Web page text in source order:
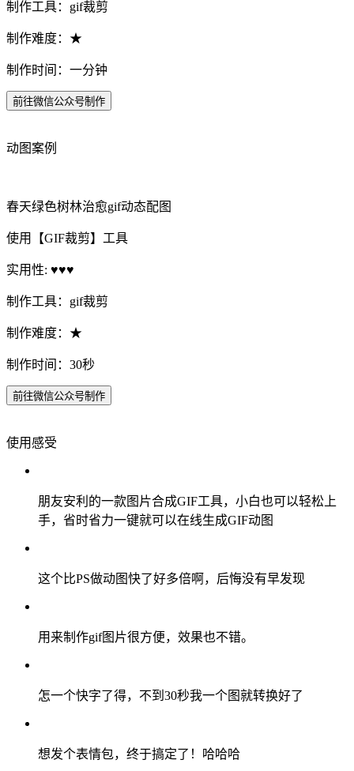
制作工具：gif裁剪
制作难度：★
制作时间：一分钟
前往微信公众号制作
动图案例
春天绿色树林治愈gif动态配图
使用【GIF裁剪】工具
实用性: ♥♥♥
制作工具：gif裁剪
制作难度：★
制作时间：30秒
前往微信公众号制作
使用感受
朋友安利的一款图片合成GIF工具，小白也可以轻松上
手，省时省力一键就可以在线生成GIF动图
这个比PS做动图快了好多倍啊，后悔没有早发现
用来制作gif图片很方便，效果也不错。
怎一个快字了得，不到30秒我一个图就转换好了
想发个表情包，终于搞定了！哈哈哈